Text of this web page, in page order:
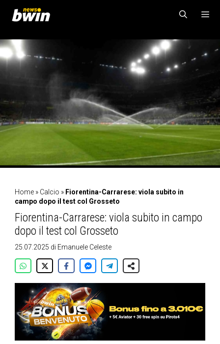
contenuto
Home » Calcio » Fiorentina-Carrarese: viola subito in
campo dopo il test col Grosseto
Fiorentina-Carrarese: viola subito in campo
dopo il test col Grosseto
25.07.2025 di Emanuele Celeste